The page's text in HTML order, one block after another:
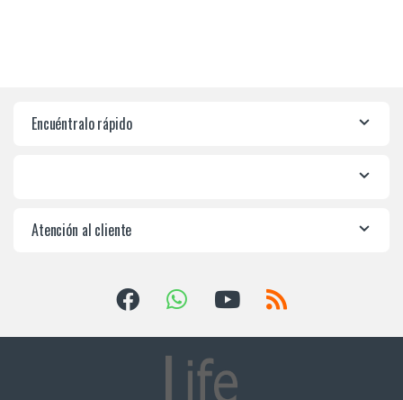
Encuéntralo rápido
Atención al cliente